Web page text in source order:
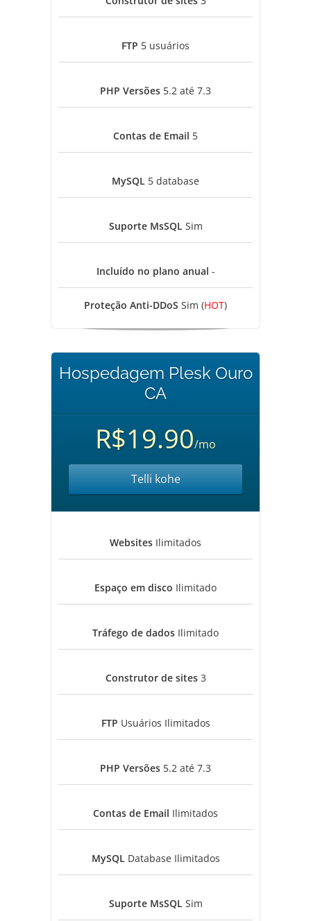
FTP 5 usuários
PHP Versões 5.2 até 7.3
Contas de Email 5
MySQL 5 database
Suporte MsSQLSim
Incluído no plano anual -
Proteção Anti-DDoS Sim (HOT)
Hospedagem Plesk Ouro
CA
R$19.90/mo
Telli kohe
Websites Ilimitados
Espaço em disco Ilimitado
Tráfego de dados Ilimitado
Construtor de sites3
FTP Usuários Ilimitados
PHP Versões 5.2 até 7.3
Contas de Email Ilimitados
MySQLDatabase Ilimitados
Suporte MsSQLSim